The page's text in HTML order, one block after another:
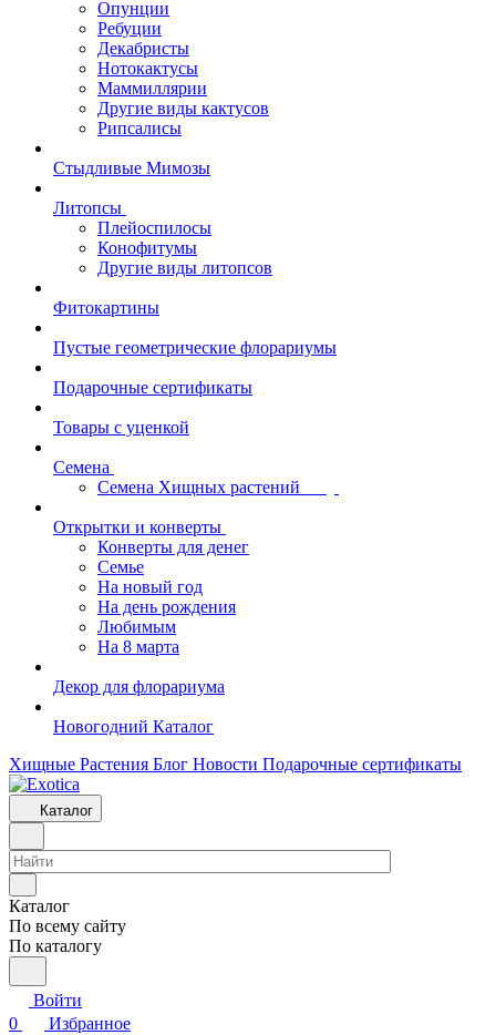
Опунции
Ребуции
Декабристы
Нотокактусы
Маммиллярии
Другие виды кактусов
Рипсалисы
Стыдливые Мимозы
Литопсы
Плейоспилосы
Конофитумы
Другие виды литопсов
Фитокартины
Пустые геометрические флорариумы
Подарочные сертификаты
Товары с уценкой
Семена
Семена Хищных растений
Открытки и конверты
Конверты для денег
Семье
На новый год
На день рождения
Любимым
На 8 марта
Декор для флорариума
Новогодний Каталог
Хищные Растения Блог Новости Подарочные сертификаты
Каталог
Каталог
По всему сайту
По каталогу
Войти
0
Избранное